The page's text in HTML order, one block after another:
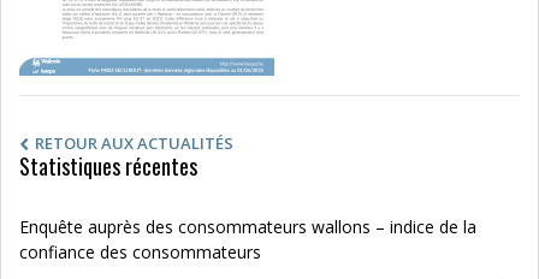
RETOUR AUX ACTUALITÉS
Statistiques récentes
Enquête auprès des consommateurs wallons – indice de la
confiance des consommateurs